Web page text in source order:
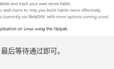
后等待通过即可。